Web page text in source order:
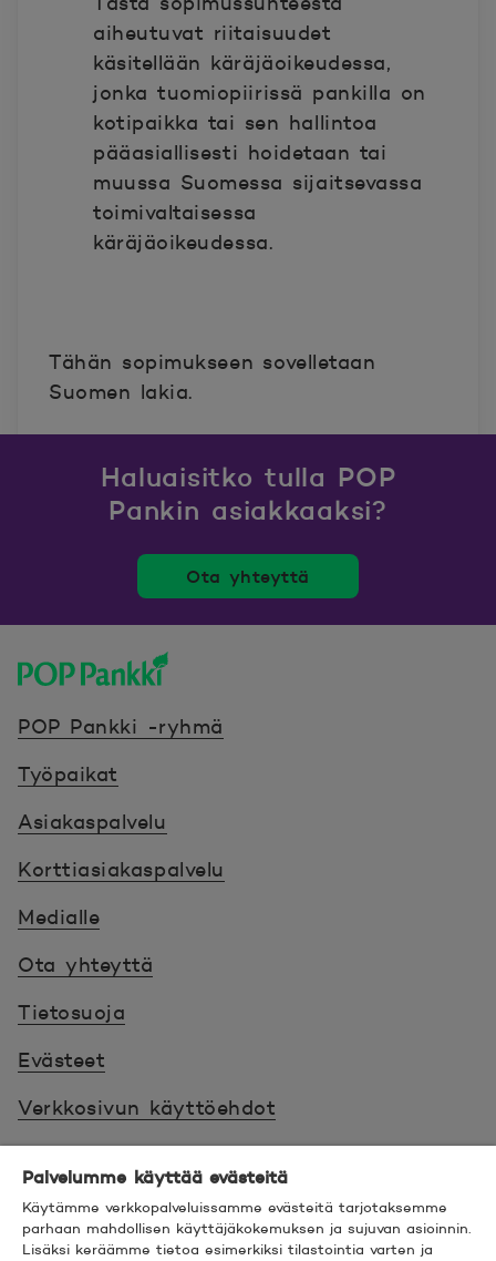
aiheutuvat riitaisuudet
käsitellään käräjäoikeudessa,
jonka tuomiopiirissä pankilla on
kotipaikka tai sen hallintoa
pääasiallisesti hoidetaan tai
muussa Suomessa sijaitsevassa
toimivaltaisessa
käräjäoikeudessa.
Tähän sopimukseen sovelletaan
Suomen lakia.
Haluaisitko tulla POP
Pankin asiakkaaksi?
Ota yhteyttä
POP Pankki -ryhmä
Työpaikat
Asiakaspalvelu
Korttiasiakaspalvelu
Medialle
Ota yhteyttä
Tietosuoja
Evästeet
Verkkosivun käyttöehdot
Turvallinen asiointi
Saavutettavuus
Palvelumme käyttää evästeitä
Käytämme verkkopalveluissamme evästeitä tarjotaksemme
parhaan mahdollisen käyttäjäkokemuksen ja sujuvan asioinnin.
Lisäksi keräämme tietoa esimerkiksi tilastointia varten ja